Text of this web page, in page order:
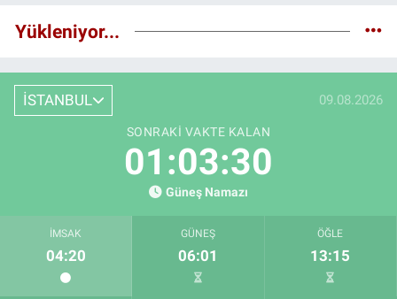
Yükleniyor...
İSTANBUL 09.08.2026
SONRAKI VAKTE KALAN
01:03:29
Güneş Namazı
İMSAK
04:20
GÜNEŞ
06:01
ÖĞLE
13:15